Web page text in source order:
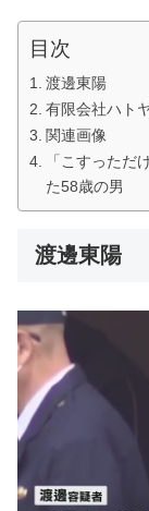
目次
渡邊東陽
有限会社ハト
関連画像
「こすった
た58歳の男
渡邊東陽